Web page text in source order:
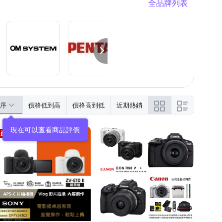
全品牌列表
價格低到高 價格高到低 近期熱銷